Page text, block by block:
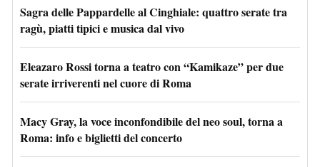
Sagra delle Pappardelle al Cinghiale: quattro serate tra
ragù, piatti tipici e musica dal vivo
Eleazaro Rossi torna a teatro con “Kamikaze” per due
serate irriverenti nel cuore di Roma
Macy Gray, la voce inconfondibile del neo soul, torna a
Roma: info e biglietti del concerto